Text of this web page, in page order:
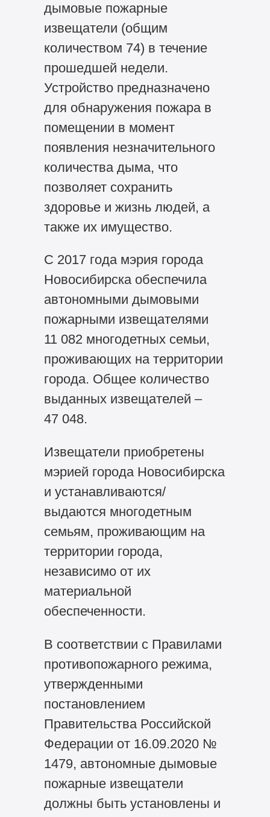
дымовые пожарные
извещатели (общим
количеством 74) в течение
прошедшей недели.
Устройство предназначено
для обнаружения пожара в
помещении в момент
появления незначительного
количества дыма, что
позволяет сохранить
здоровье и жизнь людей, а
также их имущество.
С 2017 года мэрия города
Новосибирска обеспечила
автономными дымовыми
пожарными извещателями
11 082 многодетных семьи,
проживающих на территории
города. Общее количество
выданных извещателей –
47 048.
Извещатели приобретены
мэрией города Новосибирска
и устанавливаются/
выдаются многодетным
семьям, проживающим на
территории города,
независимо от их
материальной
обеспеченности.
В соответствии с Правилами
противопожарного режима,
утвержденными
постановлением
Правительства Российской
Федерации от 16.09.2020 №
1479, автономные дымовые
пожарные извещатели
должны быть установлены и